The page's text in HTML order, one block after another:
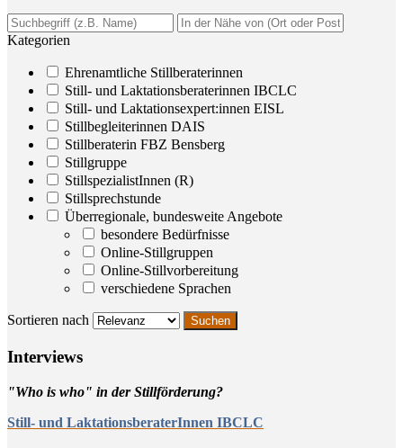
Kategorien
Ehrenamtliche Stillberaterinnen
Still- und Laktationsberaterinnen IBCLC
Still- und Laktationsexpert:innen EISL
Stillbegleiterinnen DAIS
Stillberaterin FBZ Bensberg
Stillgruppe
StillspezialistInnen (R)
Stillsprechstunde
Überregionale, bundesweite Angebote
besondere Bedürfnisse
Online-Stillgruppen
Online-Stillvorbereitung
verschiedene Sprachen
Sortieren nach
Inter­views
"Who is who" in der Stillförderung?
Still- und LaktationsberaterInnen IBCLC